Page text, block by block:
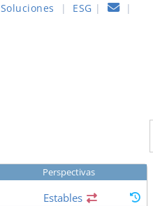
Soluciones | ESG | |
Perspectivas
Estables